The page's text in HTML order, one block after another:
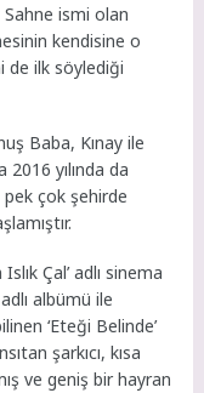
ismi olan
kendisine o
de ilk söylediği
Baba, Kınay ile
2016 yılında da
pek çok şehirde
Çal’ adlı sinema
albümü ile
‘Eteği Belinde’
şarkıcı, kısa
ve geniş bir hayran